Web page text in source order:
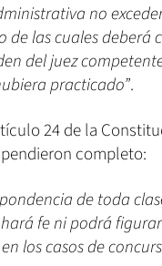
no
de las cuales deberá
del juez
practicado”.
24 de la
completo:
de toda
fe ni podrá
los casos de